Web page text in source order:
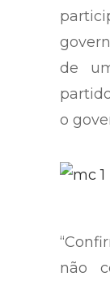
de
o
não